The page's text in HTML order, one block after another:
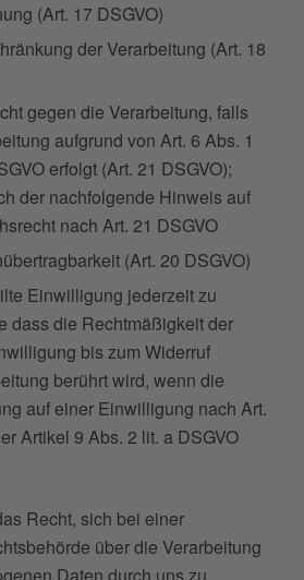
(Art. 17 DSGVO)
der Verarbeitung (Art. 18
gegen die Verarbeitung, falls
aufgrund von Art. 6 Abs. 1
erfolgt (Art. 21 DSGVO);
der nachfolgende Hinweis auf
nach Art. 21 DSGVO
(Art. 20 DSGVO)
Einwilligung jederzeit zu
dass die Rechtmäßigkeit der
bis zum Widerruf
berührt wird, wenn die
auf einer Einwilligung nach Art.
Artikel 9 Abs. 2 lit. a DSGVO
Recht, sich bei einer
über die Verarbeitung